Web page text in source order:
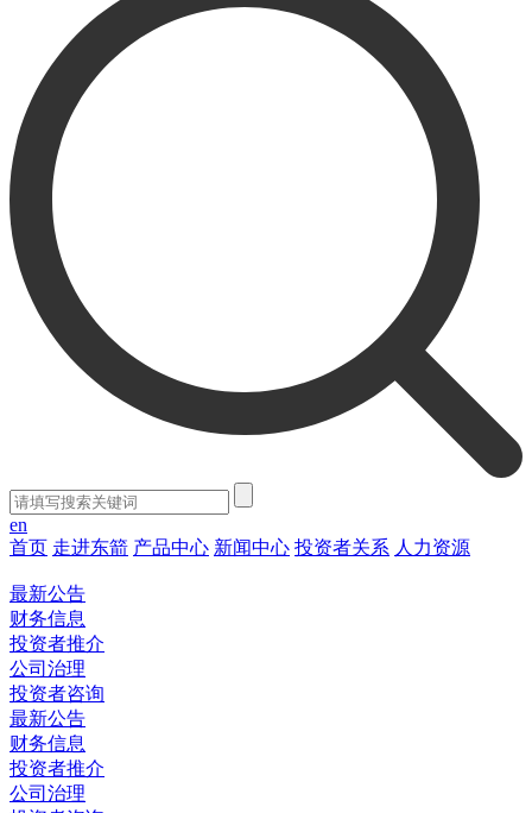
en
首页 走进东箭 产品中心 新闻中心 投资者关系 人力资源
最新公告
财务信息
投资者推介
公司治理
投资者咨询
最新公告
财务信息
投资者推介
公司治理